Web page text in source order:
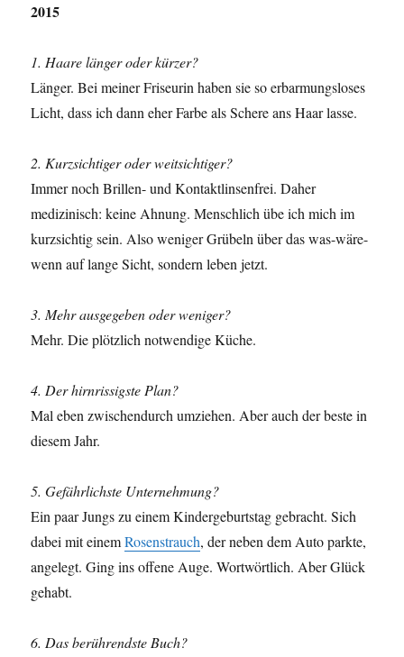
2015
1. Haare länger oder kürzer?
Länger. Bei meiner Friseurin haben sie so erbarmungsloses
Licht, dass ich dann eher Farbe als Schere ans Haar lasse.
2. Kurzsichtiger oder weitsichtiger?
Immer noch Brillen- und Kontaktlinsenfrei. Daher
medizinisch: keine Ahnung. Menschlich übe ich mich im
kurzsichtig sein. Also weniger Grübeln über das was-wäre-
wenn auf lange Sicht, sondern leben jetzt.
3. Mehr ausgegeben oder weniger?
Mehr. Die plötzlich notwendige Küche.
4. Der hirnrissigste Plan?
Mal eben zwischendurch umziehen. Aber auch der beste in
diesem Jahr.
5. Gefährlichste Unternehmung?
Ein paar Jungs zu einem Kindergeburtstag gebracht. Sich
dabei mit einemRosenstrauch, der neben dem Auto parkte,
angelegt. Ging ins offene Auge. Wortwörtlich. Aber Glück
gehabt.
6. Das berührendste Buch?